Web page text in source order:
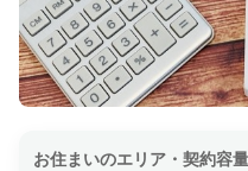
お住まいのエリア・契約容